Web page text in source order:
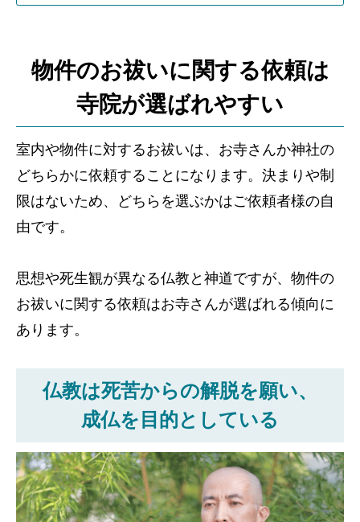
物件のお祓いに関する依頼は
寺院が選ばれやすい
室内や物件に対するお祓いは、お寺さんか神社の
どちらかに依頼することになります。決まりや制
限はないため、どちらを選ぶかはご依頼者様の自
由です。
思想や死生観が異なる仏教と神道ですが、物件の
お祓いに関する依頼はお寺さんが選ばれる傾向に
あります。
仏教は死苦からの解脱を願い、
成仏を目的としている